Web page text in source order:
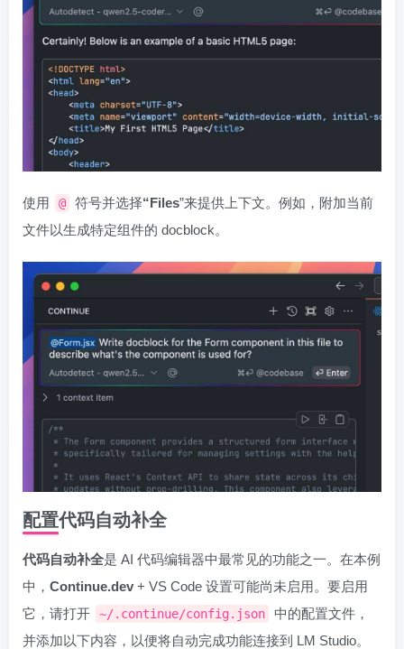
使用 @ 符号并选择“Files”来提供上下文。例如，附加当前
文件以生成特定组件的 docblock。
配置代码自动补全
代码自动补全是 AI 代码编辑器中最常见的功能之一。在本例
中， Continue.dev + VS Code 设置可能尚未启用。要启用
它，请打开
~/.continue/config.json
中的配置文件，
并添加以下内容，以便将自动完成功能连接到 LM Studio。